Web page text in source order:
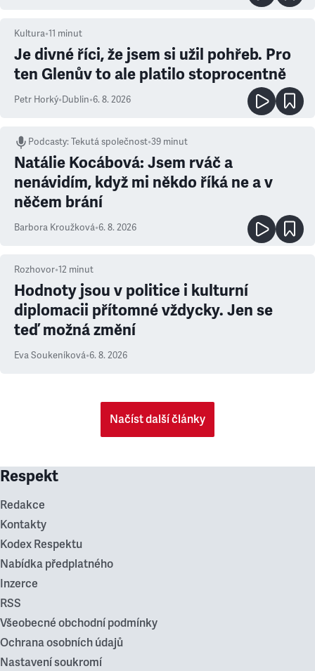
Kultura•11 minut
Je divné říci, že jsem si užil pohřeb. Pro
ten Glenův to ale platilo stoprocentně
Petr Horký•Dublin•6. 8. 2026
Podcasty:Tekutá společnost•39 minut
Natálie Kocábová: Jsem rváč a
nenávidím, když mi někdo říká ne a v
něčem brání
Barbora Kroužková•6. 8. 2026
Rozhovor•12 minut
Hodnoty jsou v politice i kulturní
diplomacii přítomné vždycky. Jen se
teď možná změní
Eva Soukeníková•6. 8. 2026
Načíst další články
Respekt
Redakce
Kontakty
Kodex Respektu
Nabídka předplatného
Inzerce
RSS
Všeobecné obchodní podmínky
Ochrana osobních údajů
Nastavení soukromí